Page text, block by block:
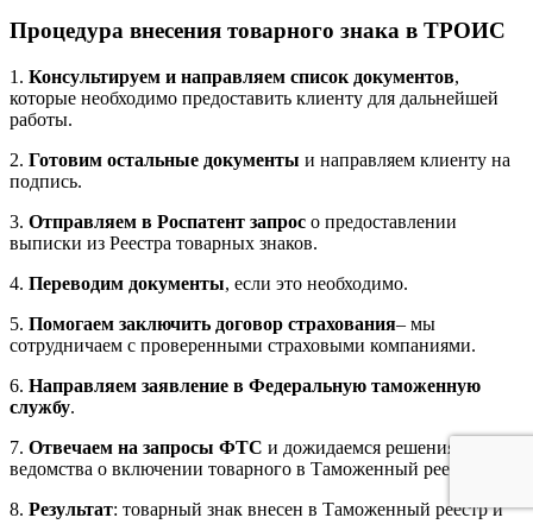
Процедура внесения товарного знака в ТРОИС
1. Консультируем и направляем список документов,
которые необходимо предоставить клиенту для дальнейшей
работы.
2. Готовим остальные документы и направляем клиенту на
подпись.
3. Отправляем в Роспатент запрос о предоставлении
выписки из Реестра товарных знаков.
4. Переводим документы, если это необходимо.
5. Помогаем заключить договор страхования– мы
сотрудничаем с проверенными страховыми компаниями.
6. Направляем заявление в Федеральную таможенную
службу.
7. Отвечаем на запросы ФТС и дожидаемся решения
ведомства о включении товарного в Таможенный реестр.
8. Результат: товарный знак внесен в Таможенный реестр и